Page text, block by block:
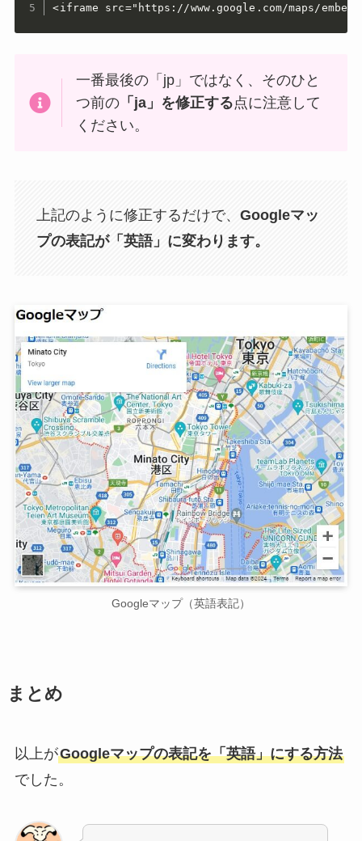
<iframe src="https://www.google.com/maps/
一番最後の「jp」ではなく、そのひと
つ前の 「ja」を修正する点に注意して
ください。
上記のように修正するだけで、 Googleマッ
プの表記が「英語」に変わります。
Googleマップ（英語表記）
まとめ
以上がGoogleマップの表記を「英語」にする方法
でした。